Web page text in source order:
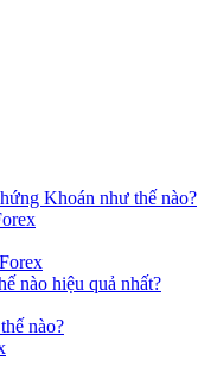
Khoán như thế nào?
nào hiệu quả nhất?
nào?